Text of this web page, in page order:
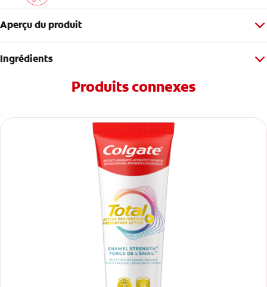
Aperçu du produit
Ingrédients
Produits connexes